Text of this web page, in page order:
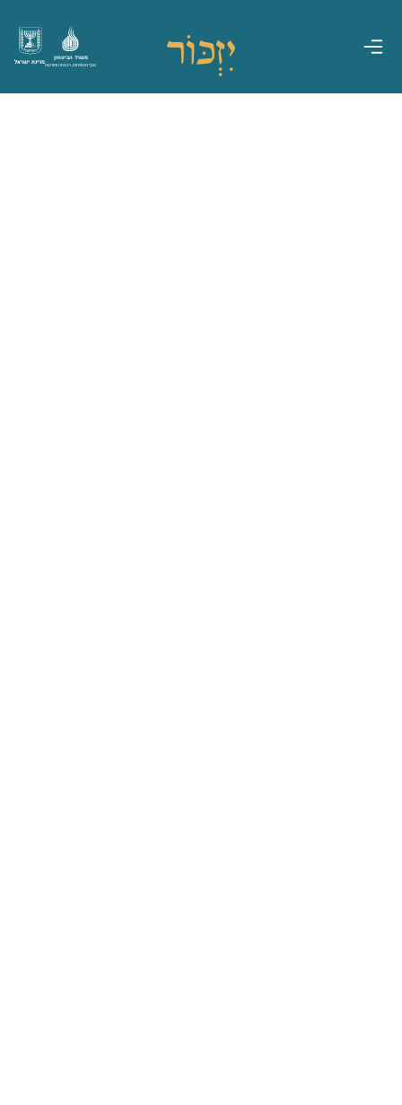
מדינת ישראל
משרד הביטחון
אגף משפחות, הנצחה ומורשת